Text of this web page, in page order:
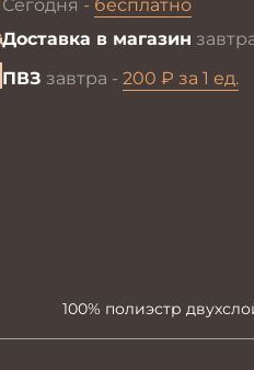
Сегодня - бесплатно
Доставка в магазин
ПВЗ завтра - 200 ₽ за 1 ед.
100% полиэстр